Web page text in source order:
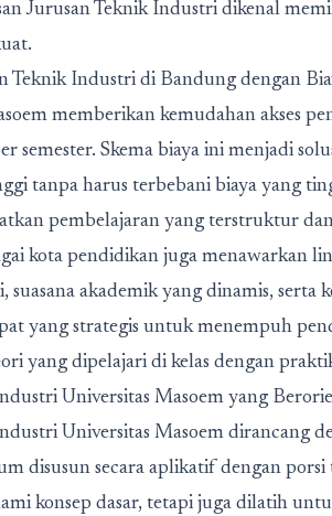
Jurusan Teknik Industri dikenal
Teknik Industri di Bandung dengan
memberikan kemudahan akses
semester. Skema biaya ini menjadi
tanpa harus terbebani biaya yang
pembelajaran yang terstruktur
kota pendidikan juga menawarkan
suasana akademik yang dinamis,
yang strategis untuk menempuh
yang dipelajari di kelas dengan
Universitas Masoem yang
Universitas Masoem dirancang
disusun secara aplikatif dengan
konsep dasar, tetapi juga dilatih